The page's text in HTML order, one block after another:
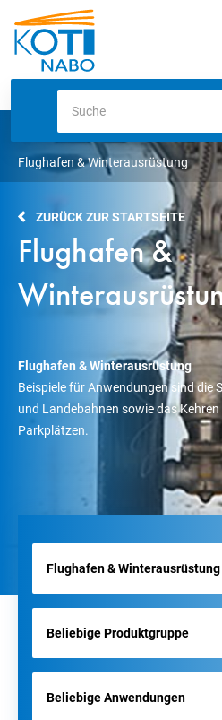
Flughafen & Winterausrüstung
ZURÜCK ZUR STARTSEITE
Flughafen &
Flughafen & Winterausrüstung
Beispiele für Anwendungen sind die
und Landebahnen sowie das
Parkplätzen.